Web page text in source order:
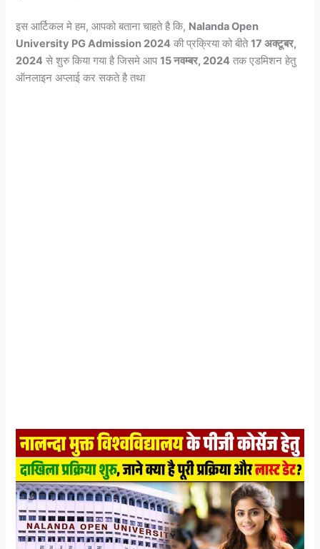
इस आर्टिकल मे हम, आपको बताना चाहते है कि, Nalanda Open
University PG Admission 2024 की प्रक्रिया को बीते17 अक्टूबर,
2024 से शुरु किया गया है जिसमे आप15 नवम्बर, 2024 तक एडमिशन हेतु
ऑनलाइन अप्लाई कर सकते है तथा